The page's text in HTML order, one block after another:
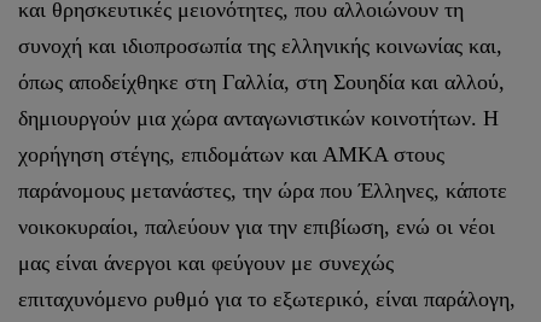
και θρησκευτικές μειονότητες, που αλλοιώνουν τη
συνοχή και ιδιοπροσωπία της ελληνικής κοινωνίας και,
όπως αποδείχθηκε στη Γαλλία, στη Σουηδία και αλλού,
δημιουργούν μια χώρα ανταγωνιστικών κοινοτήτων. Η
χορήγηση στέγης, επιδομάτων και ΑΜΚΑ στους
παράνομους μετανάστες, την ώρα που Έλληνες, κάποτε
νοικοκυραίοι, παλεύουν για την επιβίωση, ενώ οι νέοι
μας είναι άνεργοι και φεύγουν με συνεχώς
επιταχυνόμενο ρυθμό για το εξωτερικό, είναι παράλογη,